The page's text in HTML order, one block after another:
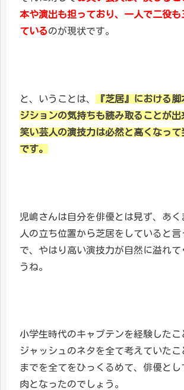
本や演出も担っており、一人で二役も
ているのが現状です。
と、いうことは、
『芝居』における
ジションの気持ちも読み取ることが
笑い芸人の演技力は必然と高くなって
です。
児嶋さんは自分を俳優とは見ず、あく
人の立ち位置から芝居をしていると言
で、やはり高い演技力が自然に溢れて
うね。
小学生時代のキャプテンを経験したこ
ジャッシュのネタを全て考えていたこ
までを全てをひっくるめて、俳優とし
肉となったのでしょう。